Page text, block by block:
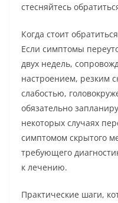
стесняйтесь
Когда стоит
Если симптомы
двух недель,
настроением, резким
слабостью,
обязательно
некоторых случаях
симптомом скрытого
требующего
к лечению.
Практические шаги,